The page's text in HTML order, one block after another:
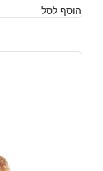
הוסף לסל